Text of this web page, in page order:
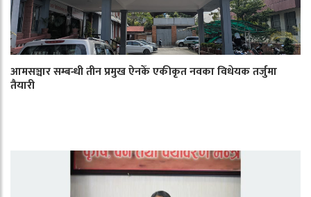
आमसञ्चार सम्बन्धी तीन प्रमुख ऐनकेँ एकीकृत नवका विधेयक तर्जुमा
तैयारी